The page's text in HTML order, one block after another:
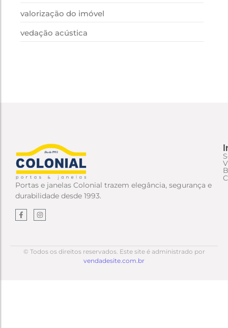
valorização do imóvel
vedação acústica
Portas e janelas Colonial trazem elegância, segurança e
durabilidade desde 1993.
© Todos os direitos reservados. Este site é administrado por
vendadesite.com.br